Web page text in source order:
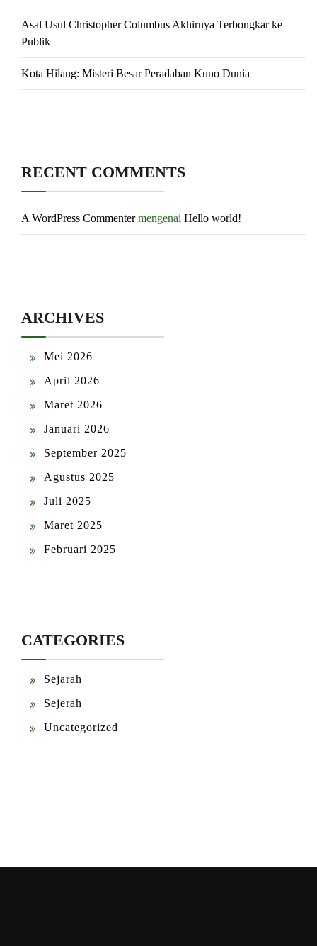
Asal Usul Christopher Columbus Akhirnya Terbongkar ke
Publik
Kota Hilang: Misteri Besar Peradaban Kuno Dunia
RECENT COMMENTS
A WordPress Commentermengenai Hello world!
ARCHIVES
Mei 2026
April 2026
Maret 2026
Januari 2026
September 2025
Agustus 2025
Juli 2025
Maret 2025
Februari 2025
CATEGORIES
Sejarah
Sejerah
Uncategorized